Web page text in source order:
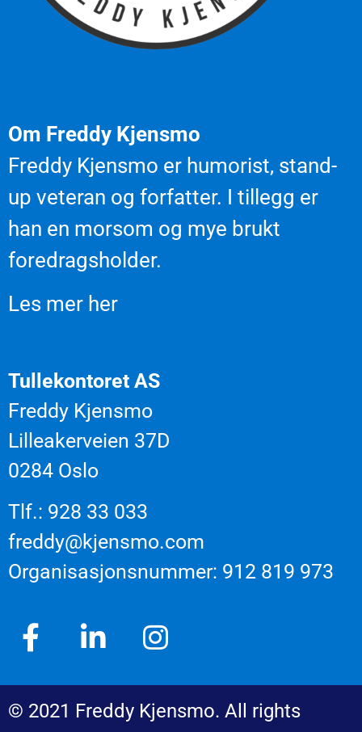
Om Freddy Kjensmo
Freddy Kjensmo er humorist, stand-
up veteran og forfatter. I tillegg er
han en morsom og mye brukt
foredragsholder.
Les mer her
Tullekontoret AS
Freddy Kjensmo
Lilleakerveien 37D
0284 Oslo
Tlf.: 928 33 033
freddy@kjensmo.com
Organisasjonsnummer: 912 819 973
© 2021 Freddy Kjensmo. All rights